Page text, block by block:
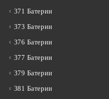
371 Батерии
373 Батерии
376 Батерии
377 Батерии
379 Батерии
381 Батерии